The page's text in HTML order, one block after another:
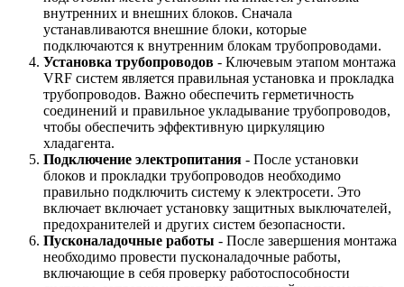
внутренних и внешних блоков. Сначала
устанавливаются внешние блоки, которые
подключаются к внутренним блокам трубопроводами.
Установка трубопроводов - Ключевым этапом монтажа
VRF систем является правильная установка и прокладка
трубопроводов. Важно обеспечить герметичность
соединений и правильное укладывание трубопроводов,
чтобы обеспечить эффективную циркуляцию
хладагента.
Подключение электропитания - После установки
блоков и прокладки трубопроводов необходимо
правильно подключить систему к электросети. Это
включает включает установку защитных выключателей,
предохранителей и других систем безопасности.
Пусконаладочные работы - После завершения монтажа
необходимо провести пусконаладочные работы,
включающие в себя проверку работоспособности